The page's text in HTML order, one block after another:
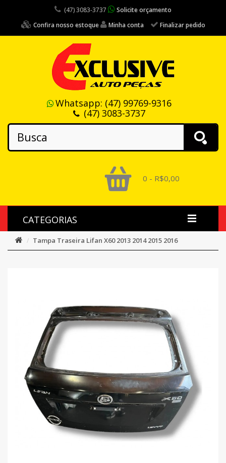
(47) 3083-3737
Solicite orçamento
Confira nosso estoque
Minha conta Finalizar pedido
Whatsapp: (47) 99769-9316
(47) 3083-3737
0 - R$0,00
CATEGORIAS
Tampa Traseira Lifan X60 2013 2014 2015 2016